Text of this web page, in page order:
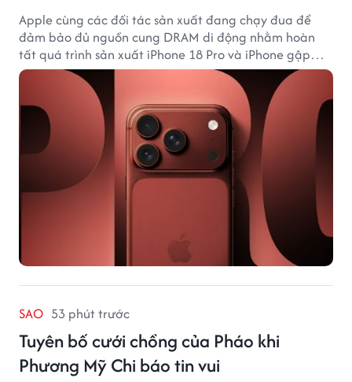
Apple cùng các đối tác sản xuất đang chạy đua để
đảm bảo đủ nguồn cung DRAM di động nhằm hoàn
tất quá trình sản xuất iPhone 18 Pro và iPhone gập
đầu tiên.
SAO 53 phút trước
Tuyên bố cưới chồng của Pháo khi
Phương Mỹ Chi báo tin vui